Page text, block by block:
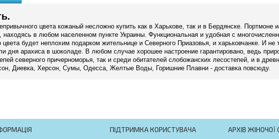
цвета кожаный несложно купить как в Харькове, так и в Бердянске. Портмоне
находясь в любом населенном пункте Украины. Функциональная и удобная с
будет неплохим подарком жительнице и Северного Приазовья, и харьковчанке. И не
дня арахиса в шоколаде. В любом случае хорошее настроение гарантировано, ведь
северного причерноморья, так и среди обитателей слобожанских лесостепей, и в
Диевка, Херсон, Сумы, Одесса, Желтые Воды, Горишние Плавни - доставка повсюду.
ПІДТРИМКА КОРИСТУВАЧА АРХІВ